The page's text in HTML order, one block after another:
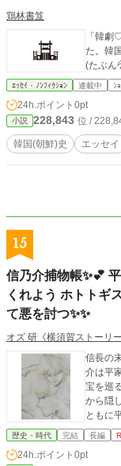
鶏林書笈
「韓
た。韓
(たぶん
ｴｯｾｲ・ﾉﾝﾌｨｸｼｮﾝ 連載中 ｼ
24h.ポイント 0pt
小説 228,843 位 /
韓国(朝鮮)史 エッセイ
15
信乃介捕物帳✨💕
くれよう ホトトギ
て悪を討つ✨✨
オズ 研《横須賀ストーリ
信長の
介は平
宝を巡る争いに
から隠
ともに
歴史・時代 完結 長編
24h.ポイント 0pt